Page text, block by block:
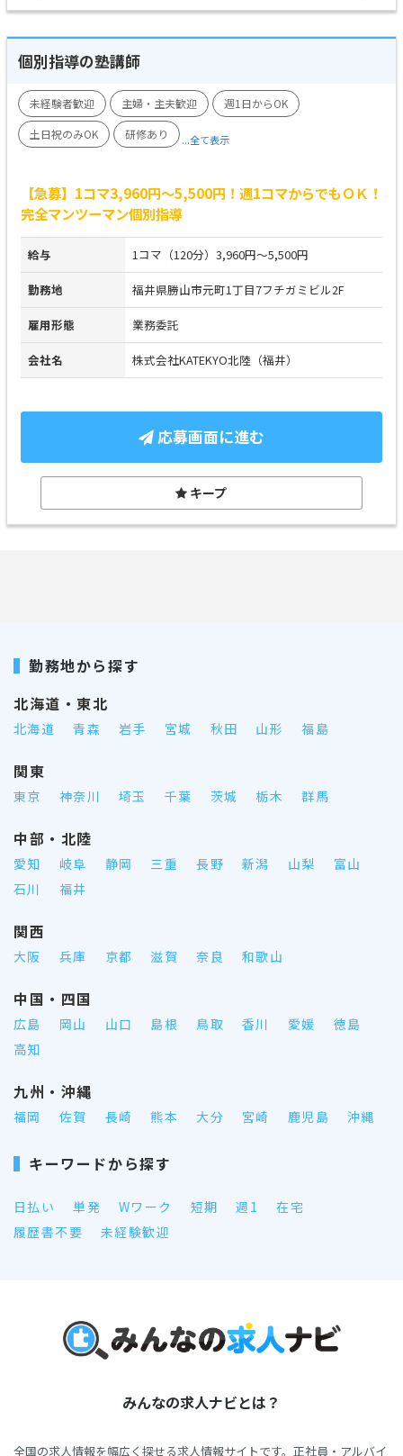
個別指導の塾講師
未経験者歓迎 主婦・主夫歓迎
週1日からOK
土日祝のみOK
研修あり ...全て表示
【急募】1コマ3,960円～5,500円！週1コマからでもＯＫ！
完全マンツーマン個別指導
給与 1コマ（120分）3,960円～5,500円
勤務地 福井県勝山市元町1丁目7フチガミビル2F
雇用形態 業務委託
会社名 株式会社KATEKYO北陸（福井）
応募画面に進む
キープ
勤務地から探す
北海道・東北
北海道 青森 岩手 宮城 秋田 山形 福島
関東
東京 神奈川 埼玉 千葉 茨城 栃木 群馬
中部・北陸
愛知 岐阜 静岡 三重 長野 新潟 山梨
富山
石川
福井
関西
大阪 兵庫 京都 滋賀 奈良 和歌山
中国・四国
広島 岡山 山口 島根 鳥取 香川 愛媛
徳島
高知
九州・沖縄
福岡 佐賀 長崎 熊本 大分 宮崎 鹿児島 沖縄
キーワードから探す
日払い 単発 Wワーク 短期 週1
在宅
履歴書不要
未経験歓迎
みんなの求人ナビとは？
全国の求人情報を幅広く探せる求人情報サイトです。正社員・アルバイ